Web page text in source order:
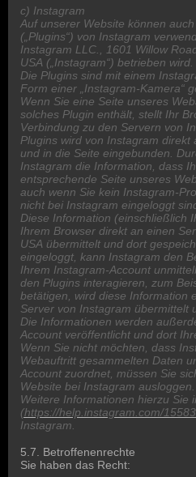
c) Instagram
Auf unserer Website können
(„Plugins“) von Instagram
Instagram LLC., 1601 Willow
USA („Instagram“) betrieben wird.
Die Plugins sind mit einem
Form einer „Instagram-Kamera“
Wenn Sie eine Seite unseres
solches Plugin enthält, stellt Ihr
Verbindung zu den Servern von
Plugins wird von Instagram
und in die Seite eingebunden.
Instagram die Information, dass
entsprechende Seite unseres
auch wenn Sie kein Instagram-
nicht bei Instagram eingeloggt
Diese Information (einschließlich
Ihrem Browser direkt an einen
USA übermittelt und dort
eingeloggt, kann Instagram den
Ihrem Instagram-Account
den Plugins interagieren, zum
betätigen, wird diese Information
Server von Instagram übermittelt
Die Informationen werden
Account veröffentlicht und dort
Wenn Sie nicht möchten, dass
Webauftritt gesammelten Daten
Account zuordnet, müssen Sie
Website bei Instagram ausloggen.
Weitere Informationen hierzu Sie
(https://help.instagram.com/
Instagram.
5.7. Betroffenenrechte
Sie haben das Recht: